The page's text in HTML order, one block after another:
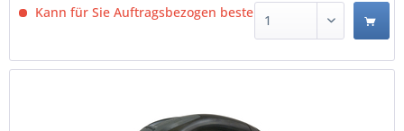
Kann für Sie Auftragsbezogen bestellt werden.